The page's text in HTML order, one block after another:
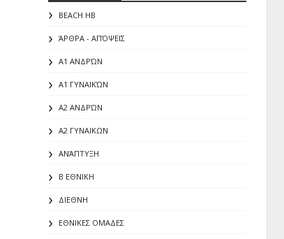
BEACH HB
ΆΡΘΡΑ - ΑΠΌΨΕΙΣ
Α1 ΑΝΔΡΏΝ
Α1 ΓΥΝΑΙΚΏΝ
Α2 ΑΝΔΡΏΝ
Α2 ΓΥΝΑΙΚΩΝ
ΑΝΆΠΤΥΞΗ
Β ΕΘΝΙΚΗ
ΔΙΕΘΝΗ
ΕΘΝΙΚΕΣ ΟΜΑΔΕΣ